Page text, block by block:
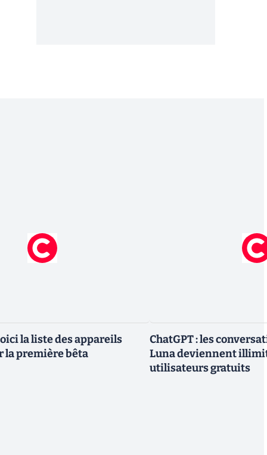
la liste des appareils
la première bêta
ChatGPT : les
Luna deviennent
utilisateurs gratuits